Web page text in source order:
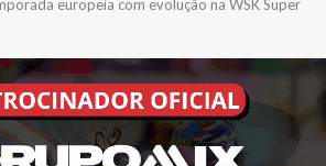
europeia com evolução na WSK Super